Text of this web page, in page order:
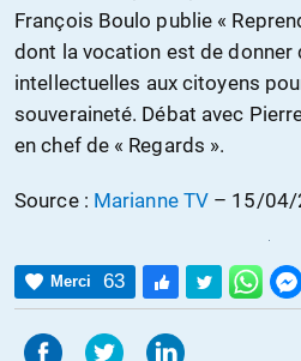
François Boulo publie «
dont la vocation est de donner
intellectuelles aux citoyens
souveraineté. Débat avec
en chef de « Regards ».
Source : Marianne TV – 15/04/
Merci 63